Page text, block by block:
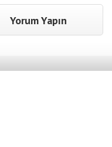
Yorum Yapın